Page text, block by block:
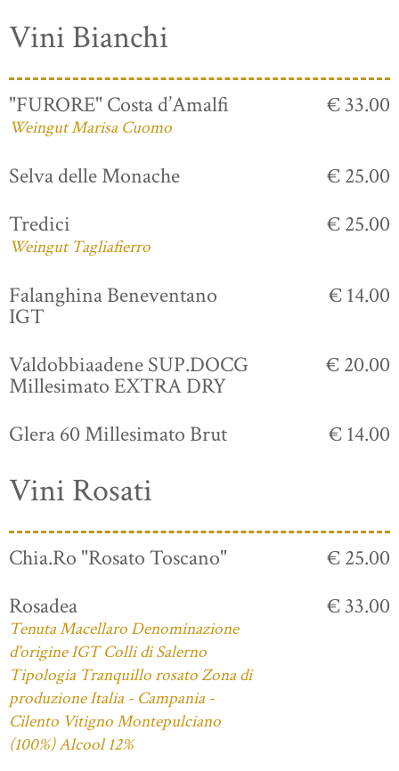
Vini Bianchi
"FURORE" Costa d’Amalfi
Weingut Marisa Cuomo
€ 33.00
Selva delle Monache
€ 25.00
Tredici
Weingut Tagliafierro
€ 25.00
Falanghina Beneventano
IGT
€ 14.00
Valdobbiaadene SUP.DOCG
Millesimato EXTRA DRY
€ 20.00
Glera 60 Millesimato Brut € 14.00
Vini Rosati
Chia.Ro "Rosato Toscano"
€ 25.00
Rosadea
Tenuta Macellaro Denominazione
d'origine IGT Colli di Salerno
Tipologia Tranquillo rosato Zona di
produzione Italia - Campania -
Cilento Vitigno Montepulciano
(100%) Alcool 12%
€ 33.00